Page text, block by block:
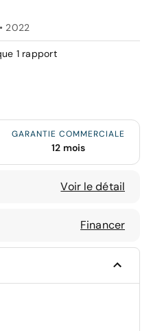
2022
1 rapport
GARANTIE COMMERCIALE
12 mois
Voir le détail
Financer